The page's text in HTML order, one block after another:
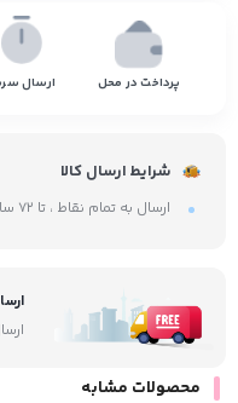
پرداخت در محل ارسال
شرایط ارسال کالا
ارسال به تمام نقاط ، تا ۷۲ ساعت کاری
محصولات مشابه